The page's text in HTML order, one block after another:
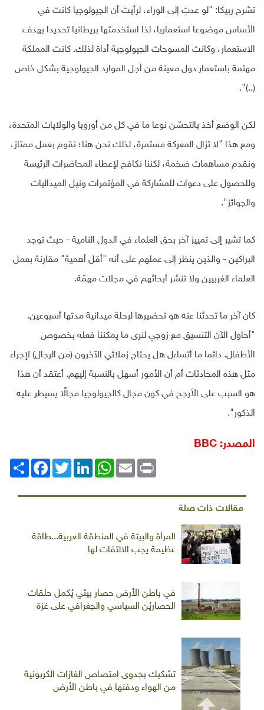
تشرح ربيكا: "لو عدتِ إلى الوراء، لرأيت أن الجيولوجيا كانت في
الأساس موضوعا استعماريا، لذا استخدمتها بريطانيا تحديدا بهدف
الاستعمار، وكانت المسوحات الجيولوجية أداة لذلك. كانت المملكة
مهتمة باستعمار دول معينة من أجل الموارد الجيولوجية بشكل خاص
(..)".
لكن الوضع أخذ بالتحسّن نوعا ما في كل من أوروبا والولايات المتحدة،
ومع هذا "لا تزال المعركة مستمرة، لذلك نحن هنا؛ نقوم بعمل ممتاز،
ونقدم مساهمات ضخمة، لكننا نكافح لإعطاء المحاضرات الرئيسة
وللحصول على دعوات للمشاركة في المؤتمرات ونيل الميداليات
والجوائز".
كما تشير إلى تمييز آخر بحق العلماء في الدول النامية - حيث توجد
البراكين - والذين ينظر إلى عملهم على أنه "أقل أهمية" مقارنة بعمل
العلماء الغربيين ولا تنشر أبحاثهم في مجلات مهمّة.
كان آخر ما تحدثنا عنه هو تحضيرها لرحلة ميدانية مدتها أسبوعين.
"أحاول الآن التنسيق مع زوجي لنرى ما يمكننا فعله بخصوص
الأطفال. دائما ما أتساءل هل يحتاج زملائي الآخرون (من الرجال) لإجراء
مثل هذه المحادثات أم أن الأمور أسهل بالنسبة إليهم. أعتقد أن هذا
هو السبب على الأرجح في كون مجال كالجيولوجيا مجالًا يسيطر عليه
الذكور".
المصدر: BBC
انشر
FacebookTwitterLinkedIn
WhatsAppEmail Print
مقالات ذات صلة
المرأة والبيئة في المنطقة العربية...طاقة
عظيمة يجب الالتفات لها
في باطن الأرض حصار بيئي يُكمل حلقات
الحصاريْن السياسي والجغرافي على غزة
تشكيك بجدوى امتصاص الغازات الكربونية
من الهواء ودفنها في باطن الأرض